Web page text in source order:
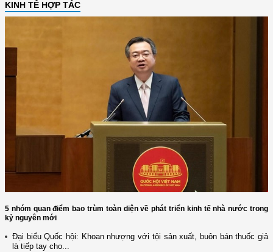
KINH TẾ HỢP TÁC
5 nhóm quan điểm bao trùm toàn diện về phát triển kinh tế nhà nước trong
kỷ nguyên mới
Đại biểu Quốc hội: Khoan nhượng với tội sản xuất, buôn bán thuốc giả
là tiếp tay cho...